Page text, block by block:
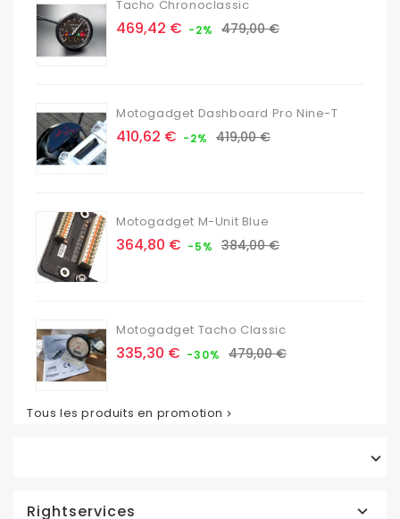
Tacho Chronoclassic
Prix
469,42 € -2% Prix
479,00 €
Motogadget Dashboard Pro Nine-T
Prix
410,62 € -2% Prix
419,00 €
Motogadget M-Unit Blue
Prix
364,80 € -5% Prix
384,00 €
Motogadget Tacho Classic
Prix
335,30 € -30% Prix
479,00 €
Tous les produits en promotion 

Rightservices 